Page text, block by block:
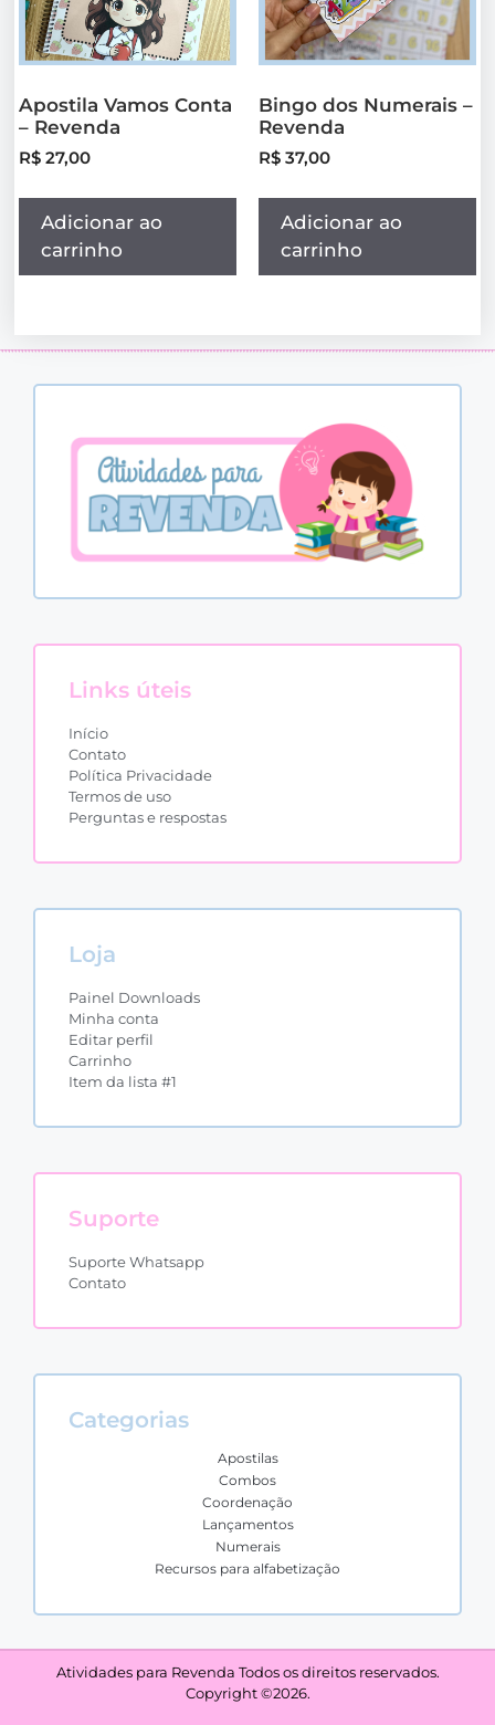
Apostila Vamos Conta
– Revenda
R$ 27,00
Adicionar ao
carrinho
Bingo dos Numerais –
Revenda
R$ 37,00
Adicionar ao
carrinho
Links úteis
Início
Contato
Política Privacidade
Termos de uso
Perguntas e respostas
Loja
Painel Downloads
Minha conta
Editar perfil
Carrinho
Item da lista #1
Suporte
Suporte Whatsapp
Contato
Categorias
Apostilas
Combos
Coordenação
Lançamentos
Numerais
Recursos para alfabetização
Atividades para Revenda Todos os direitos reservados.
Copyright ©2026.